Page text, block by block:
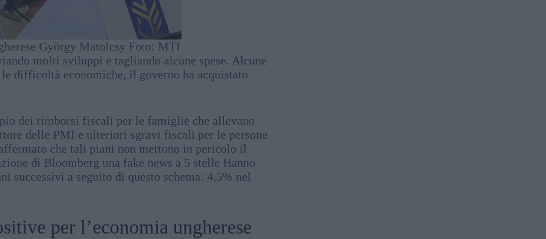
György Matolcsy Foto: MTI
molti sviluppi e tagliando alcune spese. Alcune
difficoltà economiche, il governo ha acquistato
dei rimborsi fiscali per le famiglie che allevano
delle PMI e ulteriori sgravi fiscali per le persone
che tali piani non mettono in pericolo il
di Bloomberg una fake news a 5 stelle Hanno
successivi a seguito di questo schema: 4,5% nel
per l’economia ungherese